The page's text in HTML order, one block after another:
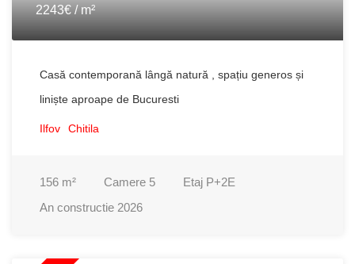
2243€ / m²
Casă contemporană lângă natură , spațiu generos și
liniște aproape de Bucuresti
Ilfov Chitila
156 m² Camere 5 Etaj P+2E
An constructie 2026